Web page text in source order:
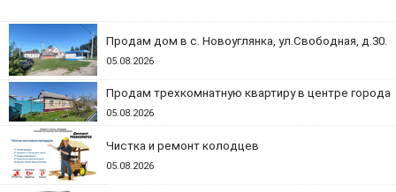
Продам дом в с. Новоуглянка, ул.Свободная, д.30.
05.08.2026
Продам трехкомнатную квартиру в центре города
05.08.2026
Чистка и ремонт колодцев
05.08.2026